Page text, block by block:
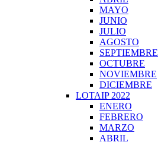
MAYO
JUNIO
JULIO
AGOSTO
SEPTIEMBRE
OCTUBRE
NOVIEMBRE
DICIEMBRE
LOTAIP 2022
ENERO
FEBRERO
MARZO
ABRIL